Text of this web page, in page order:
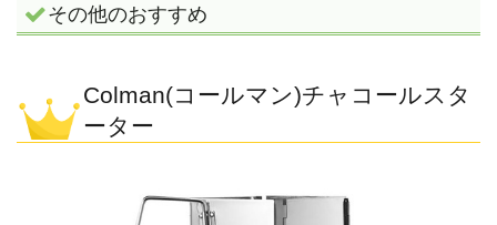
その他のおすすめ
Colman(コールマン)チャコールスタ
ーター